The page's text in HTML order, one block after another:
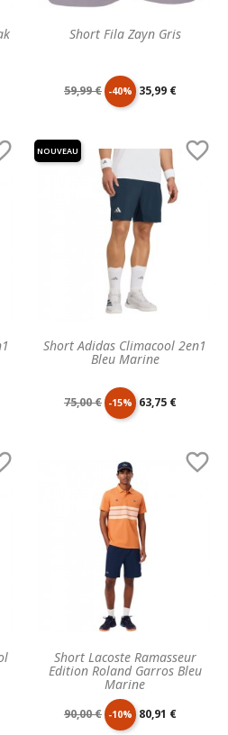
Short Fila Zayn Gris
Prix
59,99 € -40% Prix
35,99 €
Short Adidas Climacool 2en1
Bleu Marine

Prix
75,00 € -15% Prix
63,75 €
NOUVEAU
Short Lacoste Ramasseur
Edition Roland Garros Bleu
Marine

Prix
90,00 € -10% Prix
80,91 €